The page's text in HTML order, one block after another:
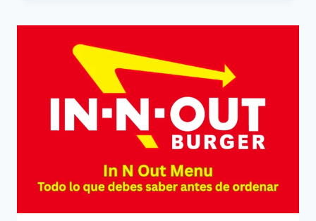
EXPERIENCIA
DEFINITIVA